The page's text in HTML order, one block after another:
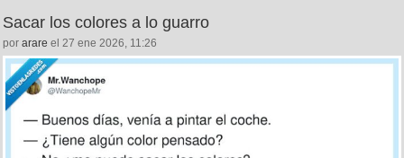
Sacar los colores a lo guarro
por arare el 27 ene 2026, 11:26